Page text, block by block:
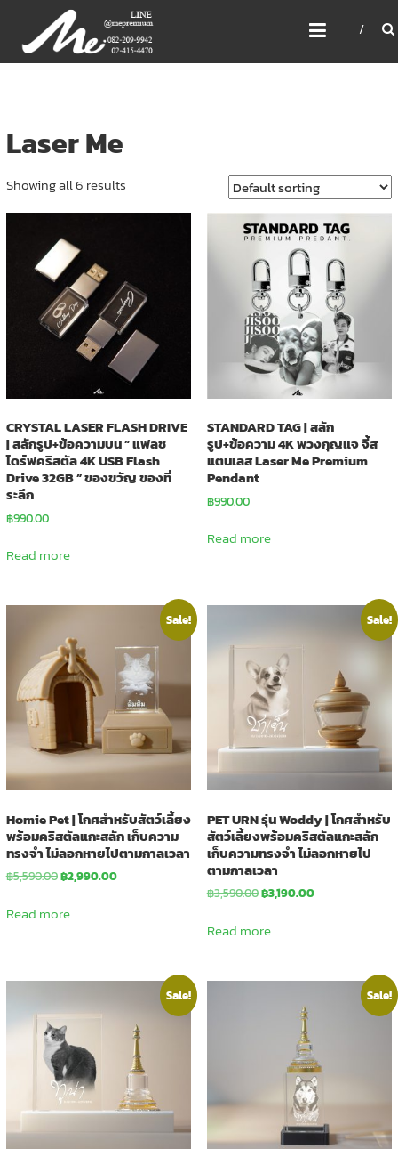
content
ME PREMIUM GIFT MODEL,
LASER, CRYSTAL, TROPHY,
3D PRINT, 3D SCAN
Laser Me
Showing all 6 results
CRYSTAL LASER FLASH DRIVE
| สลักรูป+ข้อความบน ” แฟลช
ไดร์ฟคริสตัล 4K USB Flash
Drive 32GB ” ของขวัญ ของที่
ระลึก
฿990.00
Read more
STANDARD TAG | สลัก
รูป+ข้อความ 4K พวงกุญแจ จี้ส
แตนเลส Laser Me Premium
Pendant
฿990.00
Read more
Sale!
Homie Pet | โกศสำหรับสัตว์เลี้ยง
พร้อมคริสตัลแกะสลัก เก็บความ
ทรงจำ ไม่ลอกหายไปตามกาลเวลา
฿5,590.00Original
was:
฿2,990.00Current
Read more
Sale!
PET URN รุ่น Woddy | โกศสำหรับ
สัตว์เลี้ยงพร้อมคริสตัลแกะสลัก
เก็บความทรงจำ ไม่ลอกหายไป
ตามกาลเวลา
฿3,590.00Original
was:
฿3,190.00Current
Read more
Sale! Sale!